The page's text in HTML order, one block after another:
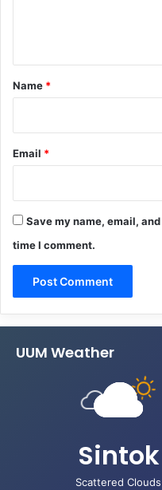
*
Name *
Email *
Save my name, email,
time I comment.
UUM Weather
Sintok
Scattered Clouds